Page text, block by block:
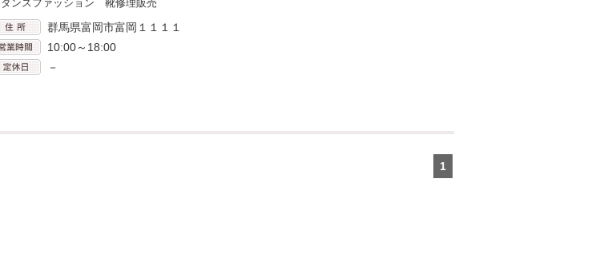
ダンスファッション 靴修理販売
群馬県富岡市富岡１１１１
10:00～18:00
－
1